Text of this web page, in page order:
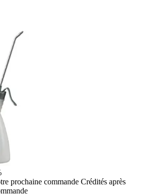
prochaine commande Crédités après